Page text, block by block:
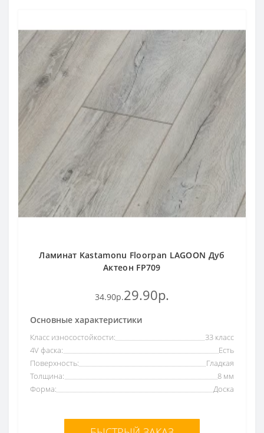
Ламинат Kastamonu Floorpan LAGOON Дуб
Актеон FP709
34.90р.29.90р.
Основные характеристики
Класс износостойкости:
33 класс
4V фаска:
Есть
Поверхность:
Гладкая
Толщина:
8 мм
Форма:
Доска